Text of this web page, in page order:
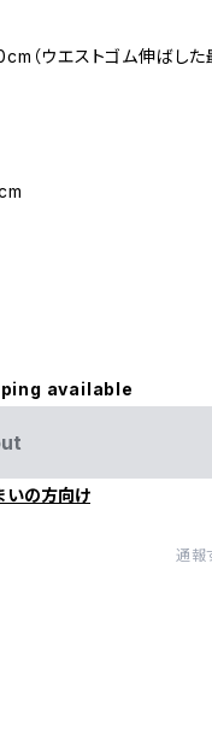
（ウエストゴム伸ばした
available
いの方向け
通報